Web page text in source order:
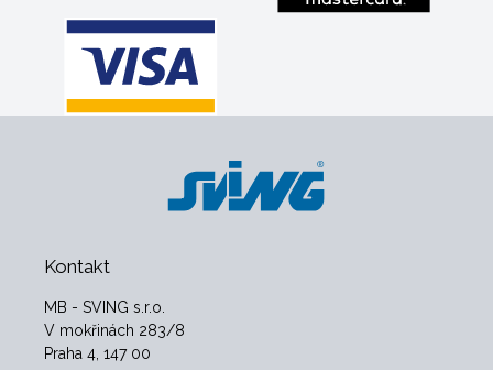
Kontakt
MB - SVING s.r.o.
V mokřinách 283/8
Praha 4, 147 00